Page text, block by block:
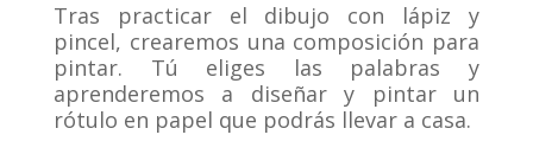
Tras practicar el dibujo con lápiz y
pincel, crearemos una composición para
pintar. Tú eliges las palabras y
aprenderemos a diseñar y pintar un
rótulo en papel que podrás llevar a casa.